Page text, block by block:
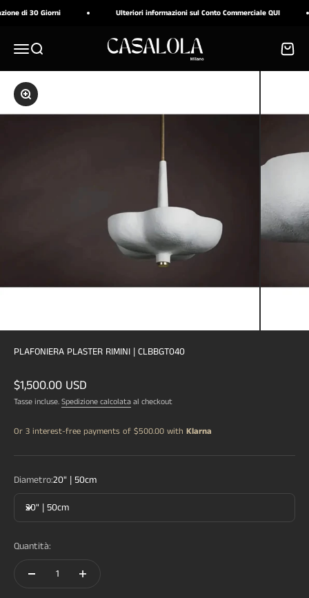
Vai al contenuto
di 30 Giorni Ulteriori informazioni sul Conto Commerciale QUI
MenùCerca CASALOLA Carrello
Ingrandisci immagine
PLAFONIERA PLASTER RIMINI | CLBBGT040
Prezzo scontato
$1,500.00 USD
Tasse incluse.Spedizione calcolataal checkout
Or 3 interest-free payments of $500.00 with Klarna
Diametro:20" | 50cm
20" | 50cm
Quantità: